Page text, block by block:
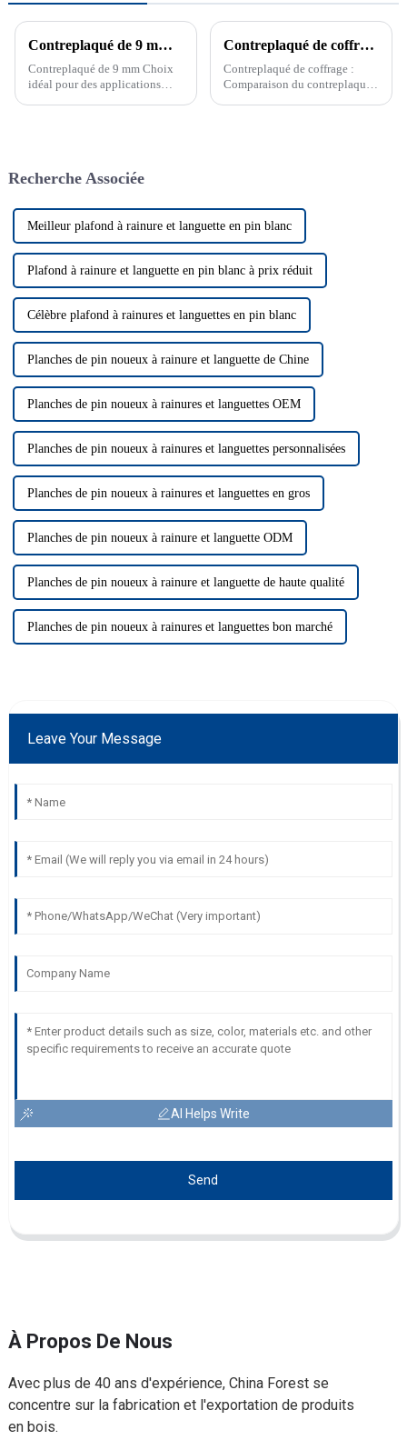
Contreplaqué de 9 mm, choix parfait pour des applications polyvalentes
Contreplaqué de 9 mm Choix
idéal pour des applications
pour chaque application.
Contreplaqué de coffrage : comparaison entre le contreplaqué de coffrage en béton et le contreplaqué de coffrage pour la construction
Contreplaqué de coffrage :
Comparaison du contreplaqué
coffrage...
Recherche Associée
Meilleur plafond à rainure et languette en pin blanc
Plafond à rainure et languette en pin blanc à prix réduit
Célèbre plafond à rainures et languettes en pin blanc
Planches de pin noueux à rainure et languette de Chine
Planches de pin noueux à rainures et languettes OEM
Planches de pin noueux à rainures et languettes personnalisées
Planches de pin noueux à rainures et languettes en gros
Planches de pin noueux à rainure et languette ODM
Planches de pin noueux à rainure et languette de haute qualité
Planches de pin noueux à rainures et languettes bon marché
Leave Your Message
AI Helps Write
Send
À Propos De Nous
Avec plus de 40 ans d'expérience, China Forest se
concentre sur la fabrication et l'exportation de produits
en bois.